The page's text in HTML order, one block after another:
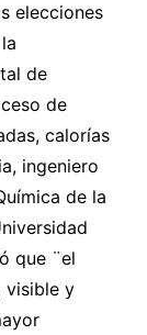
elecciones
de
de
calorías
ingeniero
de la
que ¨el
visible y